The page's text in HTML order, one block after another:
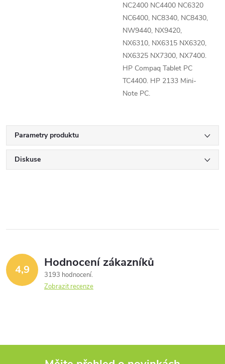
NC2400 NC4400 NC6320
NC6400, NC8340, NC8430,
NW9440, NX9420,
NX6310, NX6315 NX6320,
NX6325 NX7300, NX7400.
HP Compaq Tablet PC
TC4400. HP 2133 Mini-
Note PC.
Parametry produktu
Diskuse
4,9 Hodnocení zákazníků
3193 hodnocení
Zobrazit recenze